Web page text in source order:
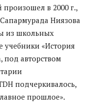
в 2000 г.,
Ниязова
из школьных
«История
под авторством
подчеркивалось,
прошлое».